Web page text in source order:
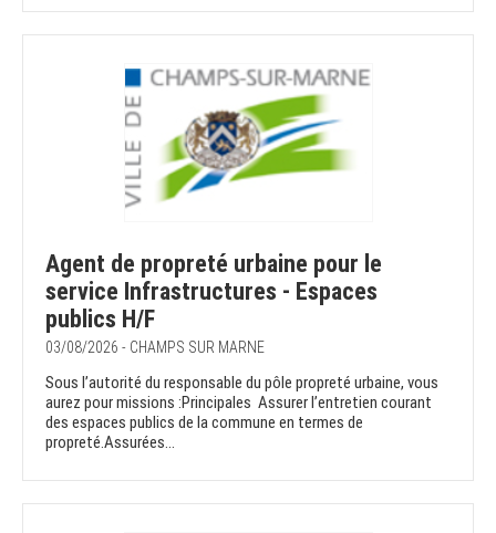
Agent de propreté urbaine pour le
service Infrastructures - Espaces
publics H/F
03/08/2026 - CHAMPS SUR MARNE
Sous l’autorité du responsable du pôle propreté urbaine, vous
aurez pour missions :Principales Assurer l’entretien courant
des espaces publics de la commune en termes de
propreté.Assurées...